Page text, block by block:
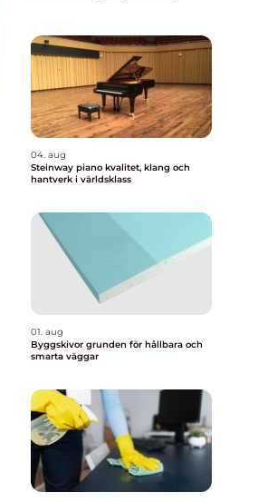
04. aug
Steinway piano kvalitet, klang och
hantverk i världsklass
01. aug
Byggskivor grunden för hållbara och
smarta väggar